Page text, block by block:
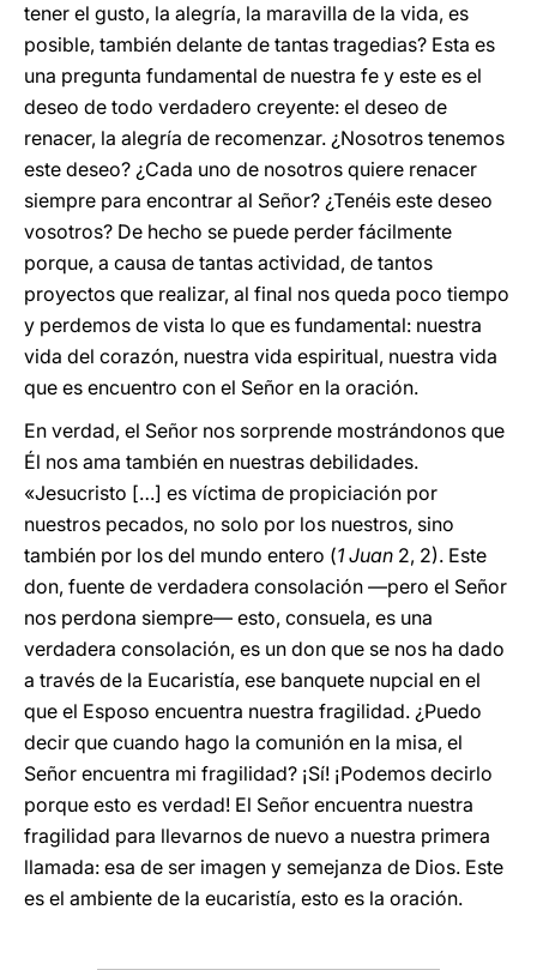
tener el gusto, la alegría, la maravilla de la vida, es
posible, también delante de tantas tragedias? Esta es
una pregunta fundamental de nuestra fe y este es el
deseo de todo verdadero creyente: el deseo de
renacer, la alegría de recomenzar. ¿Nosotros tenemos
este deseo? ¿Cada uno de nosotros quiere renacer
siempre para encontrar al Señor? ¿Tenéis este deseo
vosotros? De hecho se puede perder fácilmente
porque, a causa de tantas actividad, de tantos
proyectos que realizar, al final nos queda poco tiempo
y perdemos de vista lo que es fundamental: nuestra
vida del corazón, nuestra vida espiritual, nuestra vida
que es encuentro con el Señor en la oración.
En verdad, el Señor nos sorprende mostrándonos que
Él nos ama también en nuestras debilidades.
«Jesucristo […] es víctima de propiciación por
nuestros pecados, no solo por los nuestros, sino
también por los del mundo entero (1 Juan 2, 2). Este
don, fuente de verdadera consolación —pero el Señor
nos perdona siempre— esto, consuela, es una
verdadera consolación, es un don que se nos ha dado
a través de la Eucaristía, ese banquete nupcial en el
que el Esposo encuentra nuestra fragilidad. ¿Puedo
decir que cuando hago la comunión en la misa, el
Señor encuentra mi fragilidad? ¡Sí! ¡Podemos decirlo
porque esto es verdad! El Señor encuentra nuestra
fragilidad para llevarnos de nuevo a nuestra primera
llamada: esa de ser imagen y semejanza de Dios. Este
es el ambiente de la eucaristía, esto es la oración.